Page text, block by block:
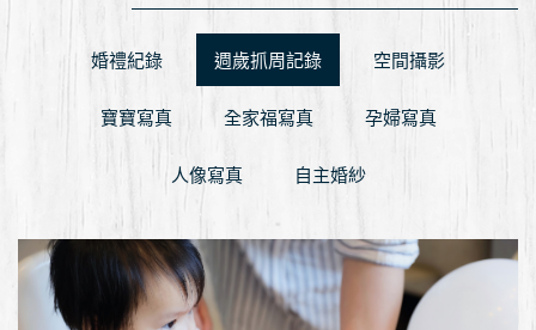
簡孑影像工作室
婚禮紀錄 週歲抓周記錄 空間攝影
寶寶寫真 全家福寫真 孕婦寫真
人像寫真 自主婚紗